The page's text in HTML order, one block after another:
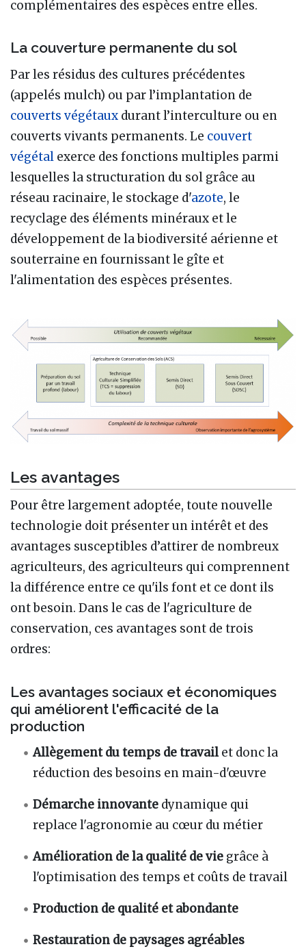
complémentaires des espèces entre elles.
La couverture permanente du sol
Par les résidus des cultures précédentes
(appelés mulch) ou par l’implantation de
couverts végétaux durant l’interculture ou en
couverts vivants permanents. Le couvert
végétal exerce des fonctions multiples parmi
lesquelles la structuration du sol grâce au
réseau racinaire, le stockage d'azote, le
recyclage des éléments minéraux et le
développement de la biodiversité aérienne et
souterraine en fournissant le gîte et
l'alimentation des espèces présentes.
Les avantages
Pour être largement adoptée, toute nouvelle
technologie doit présenter un intérêt et des
avantages susceptibles d’attirer de nombreux
agriculteurs, des agriculteurs qui comprennent
la différence entre ce qu'ils font et ce dont ils
ont besoin. Dans le cas de l'agriculture de
conservation, ces avantages sont de trois
ordres:
Les avantages sociaux et économiques
qui améliorent l'efficacité de la
production
Allègement du temps de travailet donc la
réduction des besoins en main-d'œuvre
Démarche innovante dynamique qui
replace l'agronomie au cœur du métier
Amélioration de la qualité de vie grâce à
l'optimisation des temps et coûts de travail
Production de qualité et abondante
Restauration de paysages agréables